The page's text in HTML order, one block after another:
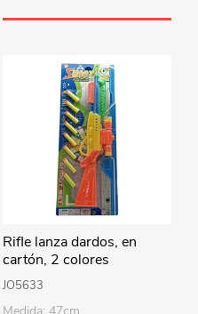
Rifle lanza dardos, en
cartón, 2 colores
JO5633